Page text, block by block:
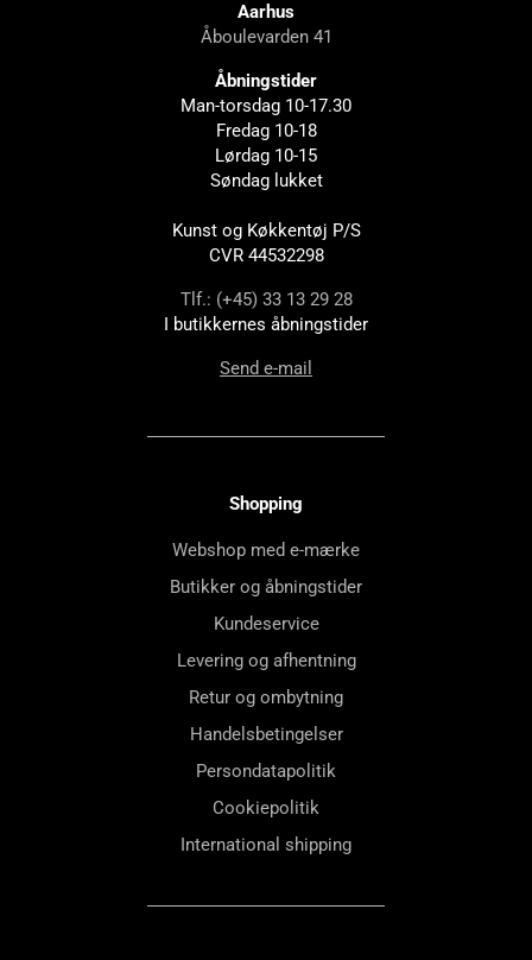
Aarhus
Åboulevarden 41
Åbningstider
Man-torsdag 10-17.30
Fredag 10-18
Lørdag 10-15
Søndag lukket
Kunst og Køkkentøj P/S
CVR 44532298
Tlf.: (+45) 33 13 29 28
I butikkernes åbningstider
Send e-mail
Shopping
Webshop med e-mærke
Butikker og åbningstider
Kundeservice
Levering og afhentning
Retur og ombytning
Handelsbetingelser
Persondatapolitik
Cookiepolitik
International shipping